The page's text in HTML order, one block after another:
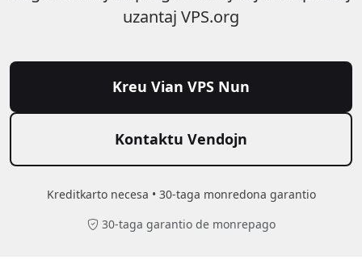
uzantaj VPS.org
Kreu Vian VPS Nun
Kontaktu Vendojn
Kreditkarto necesa • 30-taga monredona garantio
30-taga garantio de monrepago